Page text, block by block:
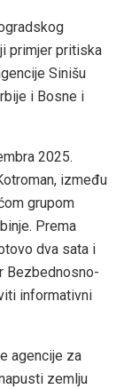
primjer pritiska
Sinišu
i Bosne i
2025.
između
grupom
Prema
dva sata i
Bezbednosno-
informativni
agencije za
zemlju